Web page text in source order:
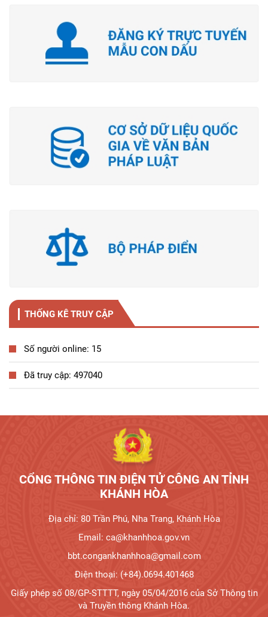
THỐNG KÊ TRUY CẬP
Số người online: 15
Đã truy cập: 497040
CỔNG THÔNG TIN ĐIỆN TỬ CÔNG AN TỈNH
KHÁNH HÒA
Địa chỉ: 80 Trần Phú, Nha Trang, Khánh Hòa
Email: ca@khanhhoa.gov.vn
bbt.congankhanhhoa@gmail.com
Điện thoại: (+84).0694.401468
Giấy phép số 08/GP-STTTT, ngày 05/04/2016 của Sở Thông tin
và Truyền thông Khánh Hòa.